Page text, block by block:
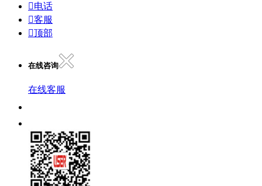
电话
客服
顶部
在线咨询
在线客服